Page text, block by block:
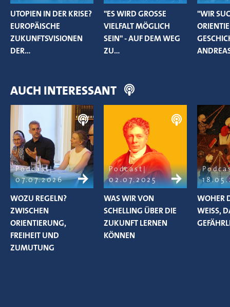
UTOPIEN IN DER KRISE?
EUROPÄISCHE
ZUKUNFTSVISIONEN
DER…
"ES WIRD GROSSE V
IELFALT MÖGLICH S
EIN" - AUF DEM WEG Z
U…
"WIR
AUCH INTERESSANT
Podcast
07.07.2026
WOZU REGELN?
ZWISCHEN
ORIENTIERUNG,
FREIHEIT UND
ZUMUTUNG
Podcast
02.07.2025
WAS WIR VON
SCHELLING ÜBER DIE
ZUKUNFT LERNEN
KÖNNEN
WOHER
WEISS,